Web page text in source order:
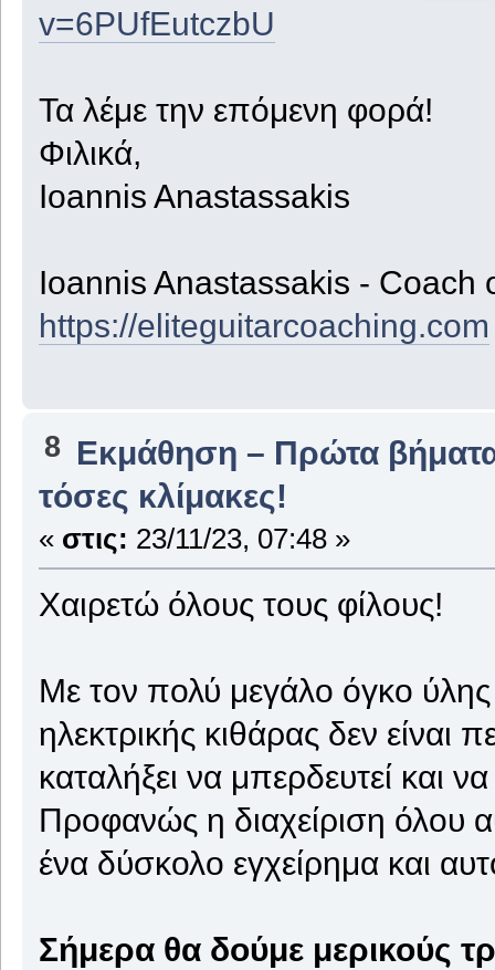
v=6PUfEutczbU
Τα λέμε την επόμενη φορά!
Φιλικά,
Ioannis Anastassakis
Ioannis Anastassakis - Coach
https://eliteguitarcoaching.com
8 Εκμάθηση – Πρώτα
τόσες κλίμακες!
« στις: 23/11/23, 07:48 »
Χαιρετώ όλους τους φίλους!
Με τον πολύ μεγάλο όγκο
ηλεκτρικής κιθάρας δεν
καταλήξει να μπερδευτεί και
Προφανώς η διαχείριση όλου
ένα δύσκολο εγχείρημα και
Σήμερα θα δούμε μερικούς